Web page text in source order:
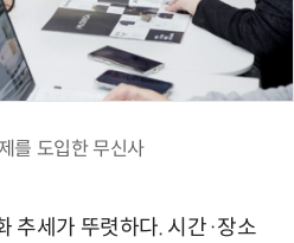
를 도입한 무신사
추세가 뚜렷하다. 시간·장소